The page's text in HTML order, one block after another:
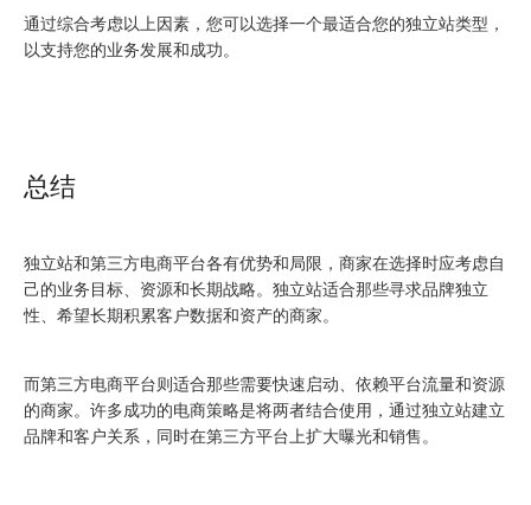
通过综合考虑以上因素，您可以选择一个最适合您的独立站类型，
以支持您的业务发展和成功。
总结
独立站和第三方电商平台各有优势和局限，商家在选择时应考虑自
己的业务目标、资源和长期战略。独立站适合那些寻求品牌独立
性、希望长期积累客户数据和资产的商家。
而第三方电商平台则适合那些需要快速启动、依赖平台流量和资源
的商家。许多成功的电商策略是将两者结合使用，通过独立站建立
品牌和客户关系，同时在第三方平台上扩大曝光和销售。